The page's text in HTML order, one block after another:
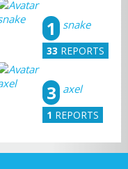
snake
1
33 REPORTS
axel
3
1 REPORTS